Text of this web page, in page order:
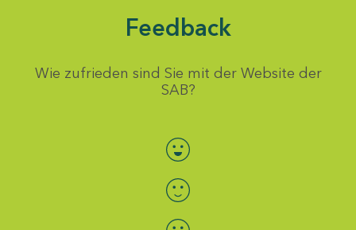
Feedback
Wie zufrieden sind Sie mit der Website der
SAB?
Bewertung auswählen